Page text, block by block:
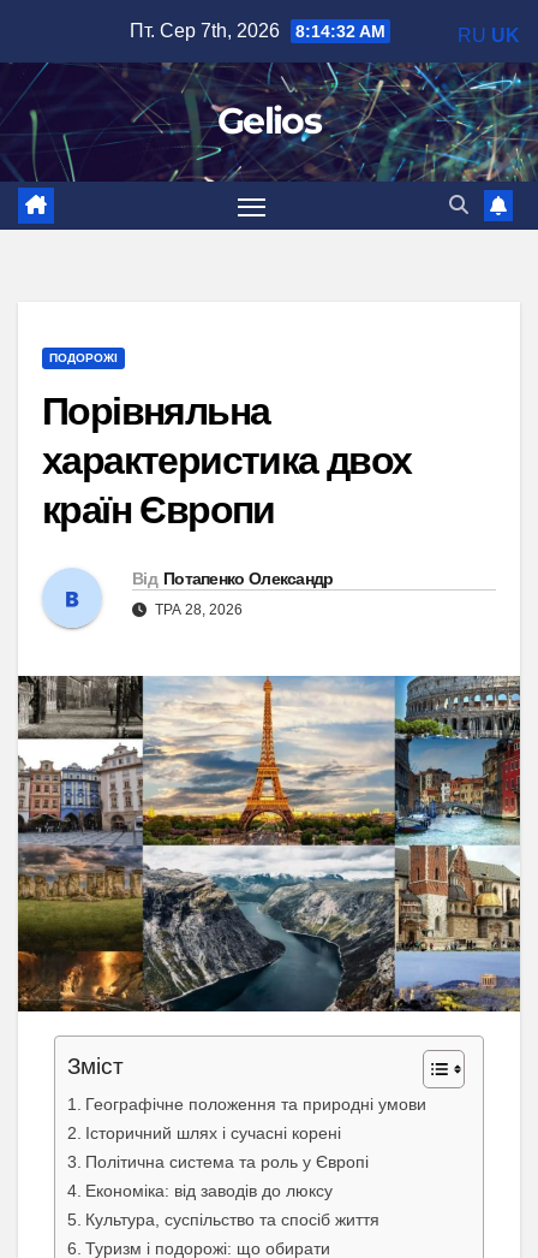
вмісту
Пт. Сер 7th, 2026 8:14:33 AM
Gelios
ПОДОРОЖІ
Порівняльна
характеристика двох
країн Європи
Від Потапенко Олександр
ТРА 28, 2026
Зміст
Географічне положення та природні умови
Історичний шлях і сучасні корені
Політична система та роль у Європі
Економіка: від заводів до люксу
Культура, суспільство та спосіб життя
Туризм і подорожі: що обирати
RU UK